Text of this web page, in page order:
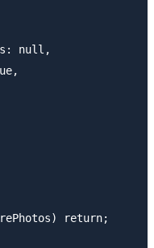
null,
return;